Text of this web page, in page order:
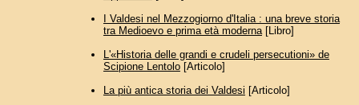
I Valdesi nel Mezzogiorno d'Italia : una breve storia
tra Medioevo e prima età moderna[Libro]
L'«Historia delle grandi e crudeli persecutioni» de
Scipione Lentolo[Articolo]
La più antica storia dei Valdesi [Articolo]